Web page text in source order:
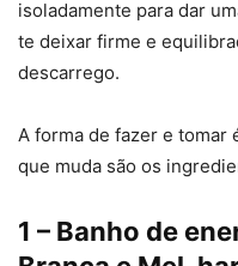
isoladamente para dar
te deixar firme e
descarrego.
A forma de fazer e tomar
que muda são os
1 – Banho de